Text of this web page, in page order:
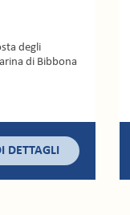
su una vasta
lungo il
DETTAGLI